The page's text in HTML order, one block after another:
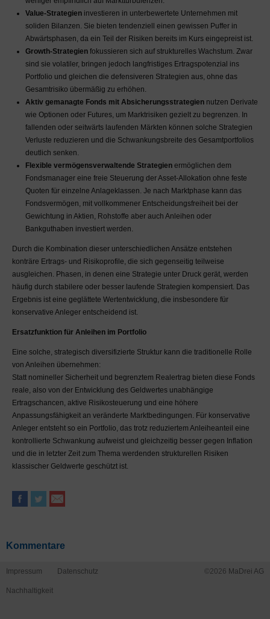
Value-Strategien investieren in unterbewertete Unternehmen mit
soliden Bilanzen. Sie bieten tendenziell einen gewissen Puffer in
Abwärtsphasen, da ein Teil der Risiken bereits im Kurs eingepreist ist.
Growth-Strategien fokussieren sich auf strukturelles Wachstum. Zwar
sind sie volatiler, bringen jedoch langfristiges Ertragspotenzial ins
Portfolio und gleichen die defensiveren Strategien aus, ohne das
Gesamtrisiko übermäßig zu erhöhen.
Aktiv gemanagte Fonds mit Absicherungsstrategien nutzen Derivate
wie Optionen oder Futures, um Marktrisiken gezielt zu begrenzen. In
fallenden oder seitwärts laufenden Märkten können solche Strategien
Verluste reduzieren und die Schwankungsbreite des Gesamtportfolios
deutlich senken.
Flexible vermögensverwaltende Strategien ermöglichen dem
Fondsmanager eine freie Steuerung der Asset-Allokation ohne feste
Quoten für einzelne Anlageklassen. Je nach Marktphase kann das
Fondsvermögen, mit vollkommener Entscheidungsfreiheit bei der
Gewichtung in Aktien, Rohstoffe aber auch Anleihen oder
Bankguthaben investiert werden.
Durch die Kombination dieser unterschiedlichen Ansätze entstehen
konträre Ertrags- und Risikoprofile, die sich gegenseitig teilweise
ausgleichen. Phasen, in denen eine Strategie unter Druck gerät, werden
häufig durch stabilere oder besser laufende Strategien kompensiert. Das
Ergebnis ist eine geglättete Wertentwicklung, die insbesondere für
konservative Anleger entscheidend ist.
Ersatzfunktion für Anleihen im Portfolio
Eine solche, strategisch diversifizierte Struktur kann die traditionelle Rolle
von Anleihen übernehmen:
Statt nomineller Sicherheit und begrenztem Realertrag bieten diese Fonds
reale, also von der Entwicklung des Geldwertes unabhängige
Ertragschancen, aktive Risikosteuerung und eine höhere
Anpassungsfähigkeit an veränderte Marktbedingungen. Für konservative
Anleger entsteht so ein Portfolio, das trotz reduziertem Anleiheanteil eine
kontrollierte Schwankung aufweist und gleichzeitig besser gegen Inflation
und die in letzter Zeit zum Thema werdenden strukturellen Risiken
klassischer Geldwerte geschützt ist.
Kommentare
Im MaDrei-Blog finden Sie
Verweise und Links auf
Webseiten Dritter. Zudem
befindet sich die MaDrei
AG auf sogenannten
Auf die Inhalte der Seiten
Dritter, sowie der Social
Media Plattformen hat die
MaDrei AG keinen
Einfluss. Weder besteht
ein Anspruch auf die
unkorrekte Darstellungen
der Domain madrei.de
endet jegliche
Verantwortlichkeit für
Sie verpflichten sich zur
Einhaltung der im Netz
üblichen Umgangsformen
Impressum Datenschutz
Nachhaltigkeit
©2026 MaDrei AG